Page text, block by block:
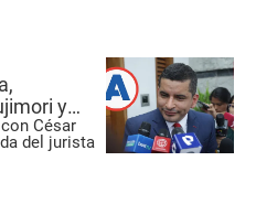
y
César
del jurista